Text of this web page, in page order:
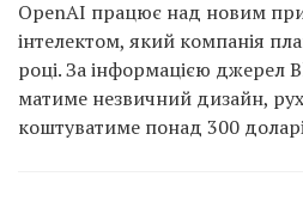
OpenAI працює над новим
інтелектом, який компанія
році. За інформацією джерел
матиме незвичний дизайн,
коштуватиме понад 300